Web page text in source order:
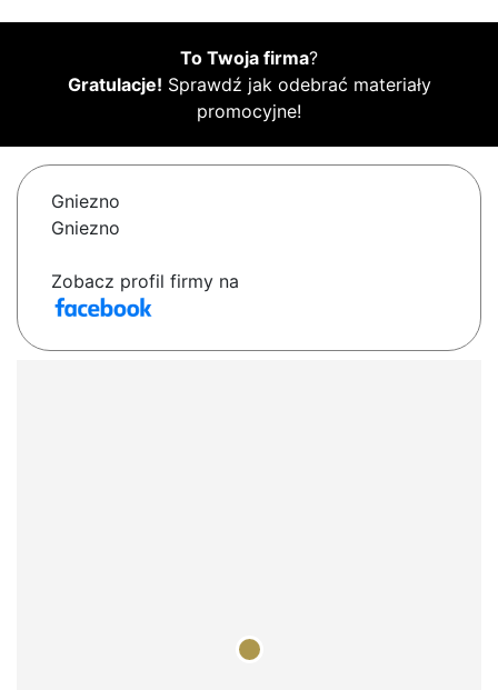
To Twoja firma?
Gratulacje! Sprawdź jak odebrać materiały
promocyjne!
Gniezno
Gniezno
Zobacz profil firmy na